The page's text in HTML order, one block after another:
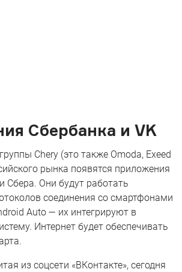
Сбербанка и VK
Chery (это также Omoda, Exeed
рынка появятся приложения
Сбера. Они будут работать
соединения со смартфонами
Auto — их интегрируют в
Интернет будет обеспечивать
из соцсети «ВКонтакте», сегодня